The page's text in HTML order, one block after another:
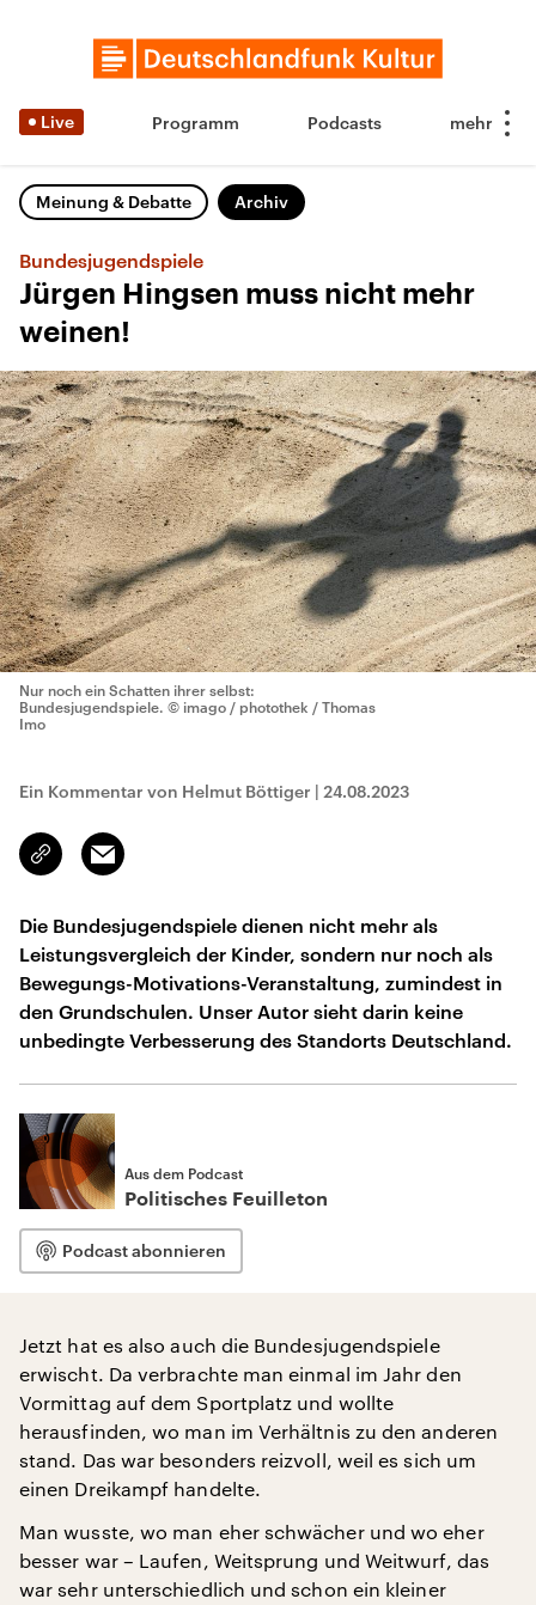
Live Programm Podcasts
Meinung & Debatte Archiv
Bundesjugendspiele
Jürgen Hingsen muss nicht mehr
weinen!
Nur noch ein Schatten ihrer selbst:
Bundesjugendspiele. © imago / photothek / Thomas
Imo
Ein Kommentar von Helmut Böttiger | 24.08.2023
Link
kopieren/teilen
Email
Die Bundesjugendspiele dienen nicht mehr als
Leistungsvergleich der Kinder, sondern nur noch als
Bewegungs-Motivations-Veranstaltung, zumindest in
den Grundschulen. Unser Autor sieht darin keine
unbedingte Verbesserung des Standorts Deutschland.
Aus dem Podcast
Politisches Feuilleton
Podcast abonnieren
Jetzt hat es also auch die Bundesjugendspiele
erwischt. Da verbrachte man einmal im Jahr den
Vormittag auf dem Sportplatz und wollte
herausfinden, wo man im Verhältnis zu den anderen
stand. Das war besonders reizvoll, weil es sich um
einen Dreikampf handelte.
Man wusste, wo man eher schwächer und wo eher
besser war – Laufen, Weitsprung und Weitwurf, das
war sehr unterschiedlich und schon ein kleiner